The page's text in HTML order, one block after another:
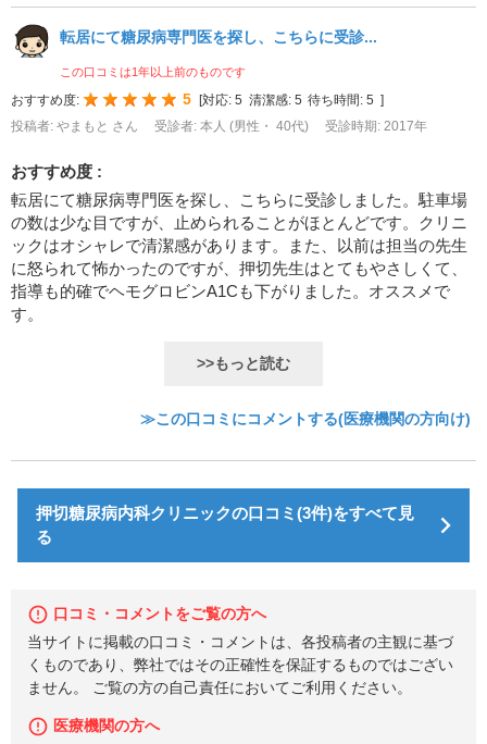
転居にて糖尿病専門医を探し、こちらに受診...
この口コミは1年以上前のものです
おすすめ度: 5 対応: 5 清潔感: 5 待ち時間: 5
投稿者: やまもと さん
受診者: 本人 (男性・ 40代) 受診時期: 2017年
おすすめ度 :
転居にて糖尿病専門医を探し、こちらに受診しました。駐車場
の数は少な目ですが、止められることがほとんどです。クリニ
ックはオシャレで清潔感があります。また、以前は担当の先生
に怒られて怖かったのですが、押切先生はとてもやさしくて、
指導も的確でヘモグロビンA1Cも下がりました。オススメで
す。
>>もっと読む
≫この口コミにコメントする(医療機関の方向け)
押切糖尿病内科クリニックの口コミ(3件)をすべて見
る
口コミ・コメントをご覧の方へ
当サイトに掲載の口コミ・コメントは、各投稿者の主観に基づ
くものであり、弊社ではその正確性を保証するものではござい
ません。 ご覧の方の自己責任においてご利用ください。
医療機関の方へ